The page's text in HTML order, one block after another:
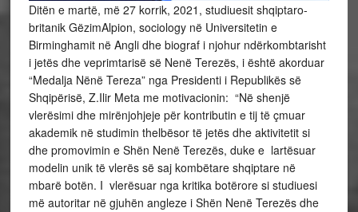
Ditën e martë, më 27 korrik, 2021, studiuesit shqiptaro-
britanik GëzimAlpion, sociology në Universitetin e
Birminghamit në Angli dhe biograf i njohur ndërkombtarisht
i jetës dhe veprimtarisë së Nenë Terezës, i është akorduar
“Medalja Nënë Tereza” nga Presidenti i Republikës së
Shqipërisë, Z.Ilir Meta me motivacionin: “Në shenjë
vlerësimi dhe mirënjohjeje për kontributin e tij të çmuar
akademik në studimin thelbësor të jetës dhe aktivitetit si
dhe promovimin e Shën Nenë Terezës, duke e lartësuar
modelin unik të vlerës së saj kombëtare shqiptare në
mbarë botën. I vlerësuar nga kritika botërore si studiuesi
më autoritar në gjuhën angleze i Shën Nenë Terezës dhe